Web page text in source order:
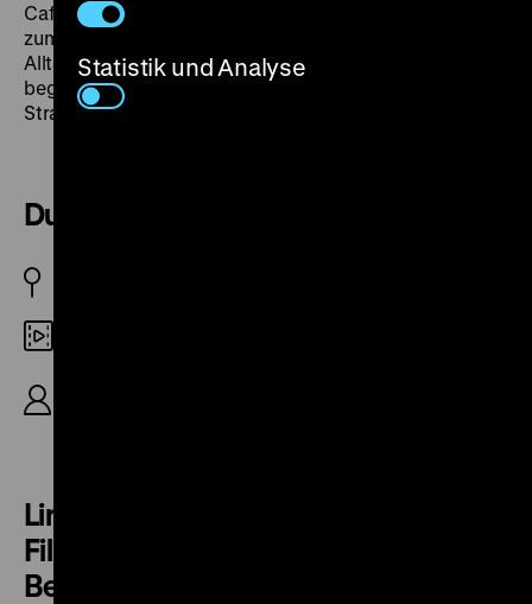
Café Achteck zum Bahnhof Schönhauser Allee und
zum Kino Colosseum. Der Film beobachtet auch den
Alltag auf der 1841 angelegten Schönhauser Allee und
begleitet das Pantomime-Theater Berlin bei einem
Straßenumzug. (jg)
Durch Zilles Gegend geloofen
Links und rechts der Schönhauser.
Filmplauderei um die bekannte
Berliner Straße
Statistik und Analyse